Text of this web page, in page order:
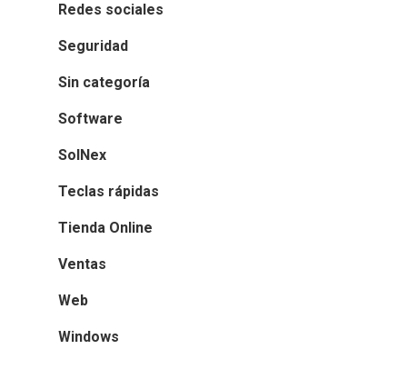
Redes sociales
Seguridad
Sin categoría
Software
SolNex
Teclas rápidas
Tienda Online
Ventas
Web
Windows